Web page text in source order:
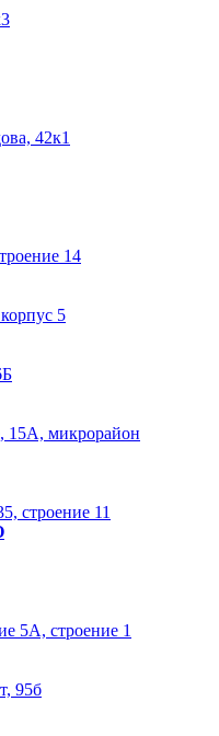
42к1
14
5
15А, микрорайон
строение 11
5А, строение 1
95б